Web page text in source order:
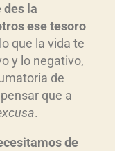
des la
ese tesoro
que la vida te
y lo negativo,
de
que a
.
de